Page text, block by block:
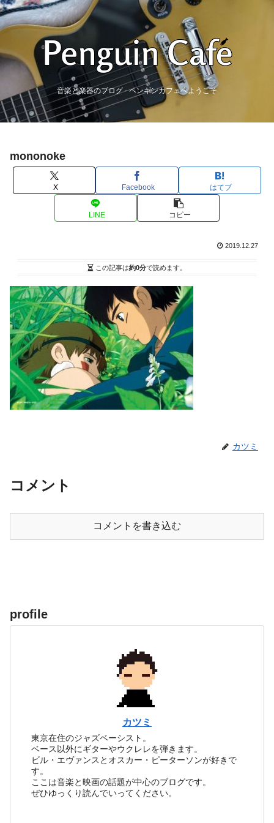
音楽と楽器のブログ - ペンギンカフェへようこそ
mononoke
X Facebook はてブ
LINE コピー
2019.12.27
この記事は約0分で読めます。
カツミ
コメント
コメントを書き込む
profile
カツミ
東京在住のジャズベーシスト。
ベース以外にギターやウクレレを弾きます。
ビル・エヴァンスとオスカー・ピーターソンが好きで
す。
ここは音楽と映画の話題が中心のブログです。
ぜひゆっくり読んでいってください。